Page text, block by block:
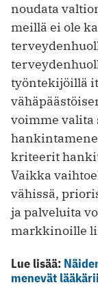
noudata
meillä ei ole
työntekijöillä
voimme
kriteerit
Vaikka
vähissä,
ja palveluita
markkinoille
Lue lisää:
menevät